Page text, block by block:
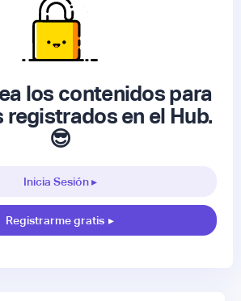
los contenidos para
registrados en el Hub.
😎
Inicia Sesión ▸
Registrarme gratis ▸